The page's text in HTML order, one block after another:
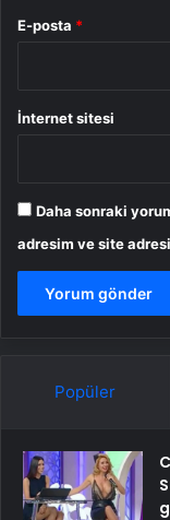
E-posta *
İnternet sitesi
Daha sonraki
adresim ve site
Popüler